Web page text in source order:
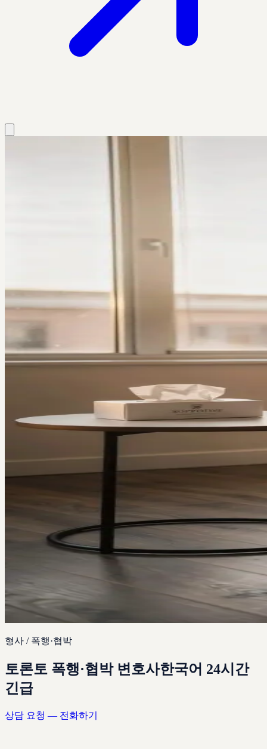
형사 / 폭행·협박
토론토 폭행·협박 변호사한국어 24시간
긴급
상담 요청 — 전화하기